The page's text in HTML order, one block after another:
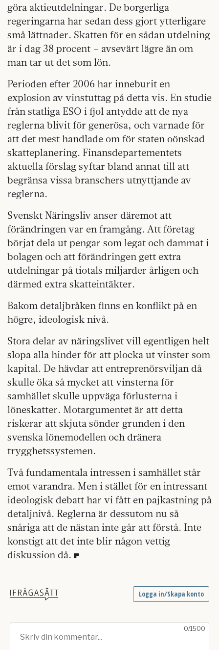
göra aktieutdelningar. De borgerliga
regeringarna har sedan dess gjort ytterligare
små lättnader. Skatten för en sådan utdelning
är i dag 38 procent – avsevärt lägre än om
man tar ut det som lön.
Perioden efter 2006 har inneburit en
explosion av vinstuttag på detta vis. En studie
från statliga ESO i fjol antydde att de nya
reglerna blivit för generösa, och varnade för
att det mest handlade om för staten oönskad
skatteplanering. Finansdepartementets
aktuella förslag syftar bland annat till att
begränsa vissa branschers utnyttjande av
reglerna.
Svenskt Näringsliv anser däremot att
förändringen var en framgång. Att företag
börjat dela ut pengar som legat och dammat i
bolagen och att förändringen gett extra
utdelningar på tiotals miljarder årligen och
därmed extra skatteintäkter.
Bakom detaljbråken finns en konflikt på en
högre, ideologisk nivå.
Stora delar av näringslivet vill egentligen helt
slopa alla hinder för att plocka ut vinster som
kapital. De hävdar att entreprenörsviljan då
skulle öka så mycket att vinsterna för
samhället skulle uppväga förlusterna i
löneskatter. Motargumentet är att detta
riskerar att skjuta sönder grunden i den
svenska lönemodellen och dränera
trygghetssystemen.
Två fundamentala intressen i samhället står
emot varandra. Men i stället för en intressant
ideologisk debatt har vi fått en pajkastning på
detaljnivå. Reglerna är dessutom nu så
snåriga att de nästan inte går att förstå. Inte
konstigt att det inte blir någon vettig
diskussion då.